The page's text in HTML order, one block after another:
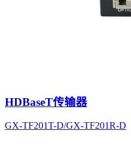
HDBaseT传输器
GX-TF201T-D/GX-TF201R-D